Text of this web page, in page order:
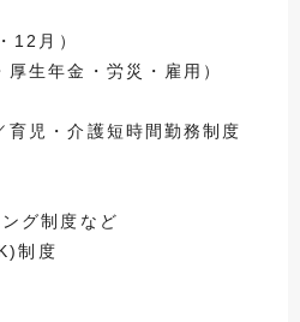
月）
生年金・労災・雇用）
児・介護短時間勤務制度
グ制度など
制度